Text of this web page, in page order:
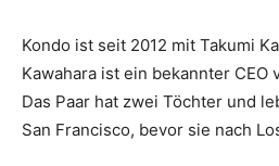
Kondo ist seit 2012 mit Takumi
Kawahara ist ein bekannter CEO
Das Paar hat zwei Töchter und
San Francisco, bevor sie nach